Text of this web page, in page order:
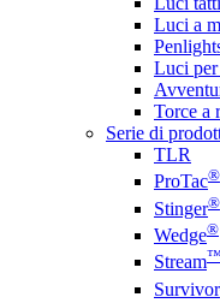
Luci a
Luci per
Torce a
Serie di
TLR
ProTac®
Stinger®
Wedge®
Stream™
Survivor